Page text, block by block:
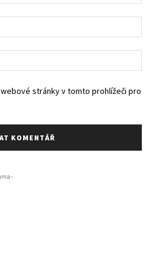
stránky v tomto prohlížeči pro